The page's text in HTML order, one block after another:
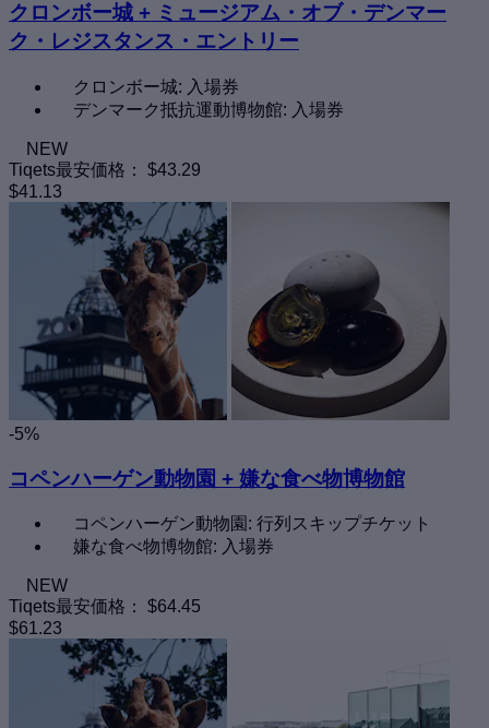
クロンボー城 + ミュージアム・オブ・デンマー
ク・レジスタンス・エントリー
クロンボー城: 入場券
デンマーク抵抗運動博物館: 入場券
NEW
Tiqets最安価格：
$43.29
$41.13
-5%
コペンハーゲン動物園 + 嫌な食べ物博物館
コペンハーゲン動物園: 行列スキップチケット
嫌な食べ物博物館: 入場券
NEW
Tiqets最安価格：
$64.45
$61.23